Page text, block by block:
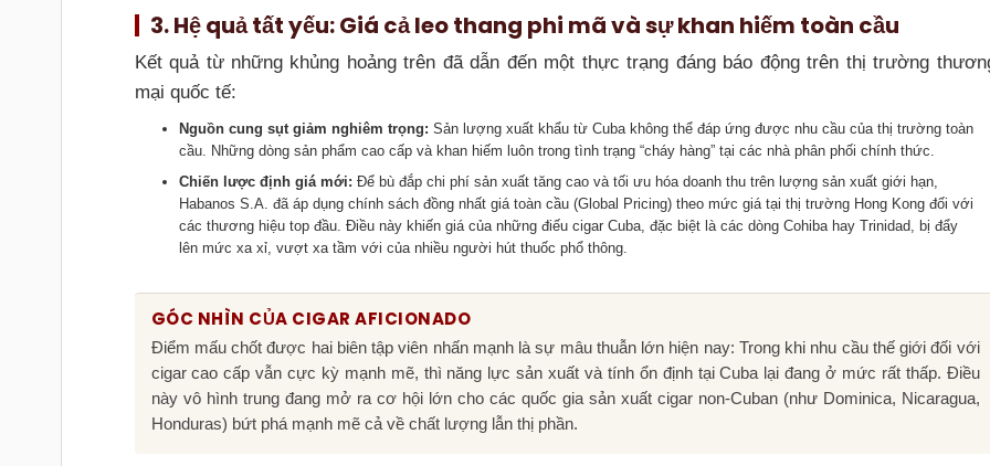
3. Hệ quả tất yếu: Giá cả leo thang phi mã và sự khan hiếm toàn cầu
Kết quả từ những khủng hoảng trên đã dẫn đến một thực trạng đáng báo động trên thị trường
mại quốc tế:
Nguồn cung sụt giảm nghiêm trọng: Sản lượng xuất khẩu từ Cuba không thể đáp ứng được nhu cầu của thị trường toàn
cầu. Những dòng sản phẩm cao cấp và khan hiếm luôn trong tình trạng “cháy hàng” tại các nhà phân phối chính thức.
Chiến lược định giá mới: Để bù đắp chi phí sản xuất tăng cao và tối ưu hóa doanh thu trên lượng sản xuất giới hạn,
Habanos S.A. đã áp dụng chính sách đồng nhất giá toàn cầu (Global Pricing) theo mức giá tại thị trường Hong Kong đối với
các thương hiệu top đầu. Điều này khiến giá của những điếu cigar Cuba, đặc biệt là các dòng Cohiba hay Trinidad, bị đẩy
lên mức xa xỉ, vượt xa tầm với của nhiều người hút thuốc phổ thông.
GÓC NHÌN CỦA CIGAR AFICIONADO
Điểm mấu chốt được hai biên tập viên nhấn mạnh là sự mâu thuẫn lớn hiện nay: Trong khi nhu cầu thế giới đối với
cigar cao cấp vẫn cực kỳ mạnh mẽ, thì năng lực sản xuất và tính ổn định tại Cuba lại đang ở mức rất thấp. Điều
này vô hình trung đang mở ra cơ hội lớn cho các quốc gia sản xuất cigar non-Cuban (như Dominica, Nicaragua,
Honduras) bứt phá mạnh mẽ cả về chất lượng lẫn thị phần.